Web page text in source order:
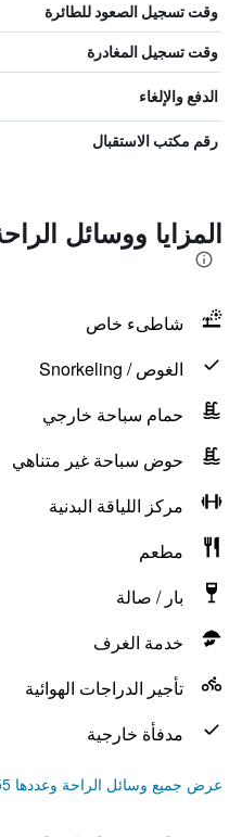
وقت تسجيل الصعود للطائرة
وقت تسجيل المغادرة
الدفع والإلغاء
رقم مكتب الاستقبال
المزايا ووسائل
شاطىء خاص
الغوص / Snorkeling
حمام سباحة خارجي
حوض سباحة غير متناهي
مركز اللياقة البدنية
مطعم
بار / صالة
خدمة الغرف
تأجير الدراجات الهوائية
مدفأة خارجية
عرض جميع وسائل الراحة وعددها 155